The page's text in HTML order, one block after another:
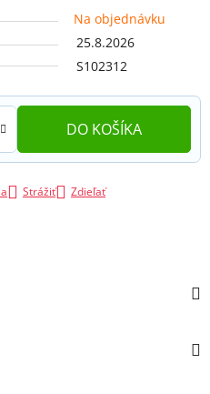
Na objednávku
25.8.2026
S102312
DO KOŠÍKA
Strážiť Zdieľať